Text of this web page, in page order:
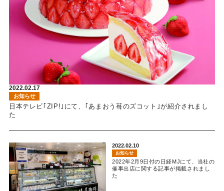
2022.02.17
お知らせ
日本テレビ｢ZIP!｣にて、｢あまおう苺のズコット｣が紹介されまし
た
2022.02.10
お知らせ
2022年2月9日付の日経MJにて、当社の
催事出店に関する記事が掲載されまし
た